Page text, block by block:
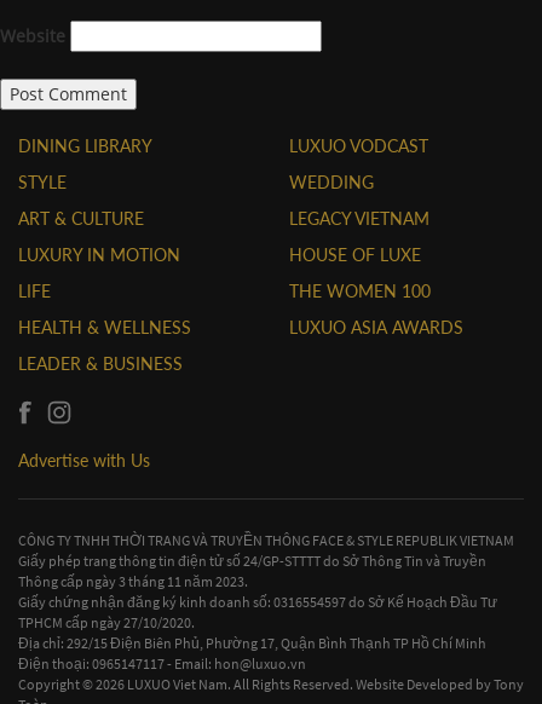
Website
DINING LIBRARY
STYLE
ART & CULTURE
LUXURY IN MOTION
LIFE
HEALTH & WELLNESS
LEADER & BUSINESS
LUXUO VODCAST
WEDDING
LEGACY VIETNAM
HOUSE OF LUXE
THE WOMEN 100
LUXUO ASIA AWARDS
Advertise with Us
CÔNG TY TNHH THỜI TRANG VÀ TRUYỀN THÔNG FACE & STYLE REPUBLIK VIETNAM
Giấy phép trang thông tin điện tử số 24/GP-STTTT do Sở Thông Tin và Truyền
Thông cấp ngày 3 tháng 11 năm 2023.
Giấy chứng nhận đăng ký kinh doanh số: 0316554597 do Sở Kế Hoạch Đầu Tư
TPHCM cấp ngày 27/10/2020.
Địa chỉ: 292/15 Điện Biên Phủ, Phường 17, Quận Bình Thạnh TP Hồ Chí Minh
Điện thoại: 0965147117 - Email: hon@luxuo.vn
Copyright © 2026 LUXUO Viet Nam. All Rights Reserved. Website Developed byTony